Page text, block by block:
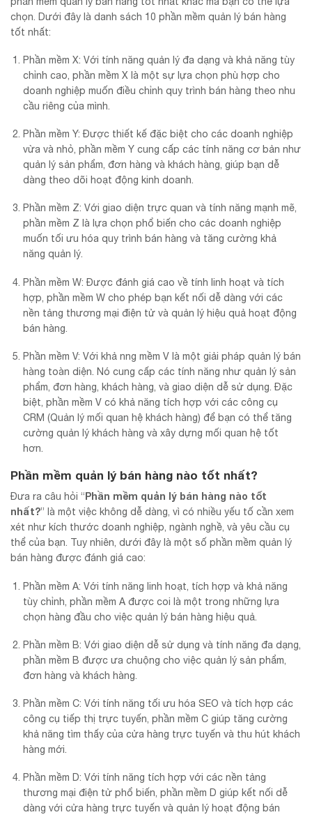
chọn. Dưới đây là danh sách 10 phần mềm quản lý bán hàng
tốt nhất:
Phần mềm X: Với tính năng quản lý đa dạng và khả năng tùy
chỉnh cao, phần mềm X là một sự lựa chọn phù hợp cho
doanh nghiệp muốn điều chỉnh quy trình bán hàng theo nhu
cầu riêng của mình.
Phần mềm Y: Được thiết kế đặc biệt cho các doanh nghiệp
vừa và nhỏ, phần mềm Y cung cấp các tính năng cơ bản như
quản lý sản phẩm, đơn hàng và khách hàng, giúp bạn dễ
dàng theo dõi hoạt động kinh doanh.
Phần mềm Z: Với giao diện trực quan và tính năng mạnh mẽ,
phần mềm Z là lựa chọn phổ biến cho các doanh nghiệp
muốn tối ưu hóa quy trình bán hàng và tăng cường khả
năng quản lý.
Phần mềm W: Được đánh giá cao về tính linh hoạt và tích
hợp, phần mềm W cho phép bạn kết nối dễ dàng với các
nền tảng thương mại điện tử và quản lý hiệu quả hoạt động
bán hàng.
Phần mềm V: Với khả nng mềm V là một giải pháp quản lý bán
hàng toàn diện. Nó cung cấp các tính năng như quản lý sản
phẩm, đơn hàng, khách hàng, và giao diện dễ sử dụng. Đặc
biệt, phần mềm V có khả năng tích hợp với các công cụ
CRM (Quản lý mối quan hệ khách hàng) để bạn có thể tăng
cường quản lý khách hàng và xây dựng mối quan hệ tốt
hơn.
Phần mềm quản lý bán hàng nào tốt nhất?
Đưa ra câu hỏi “Phần mềm quản lý bán hàng nào tốt
nhất?” là một việc không dễ dàng, vì có nhiều yếu tố cần xem
xét như kích thước doanh nghiệp, ngành nghề, và yêu cầu cụ
thể của bạn. Tuy nhiên, dưới đây là một số phần mềm quản lý
bán hàng được đánh giá cao:
Phần mềm A: Với tính năng linh hoạt, tích hợp và khả năng
tùy chỉnh, phần mềm A được coi là một trong những lựa
chọn hàng đầu cho việc quản lý bán hàng hiệu quả.
Phần mềm B: Với giao diện dễ sử dụng và tính năng đa dạng,
phần mềm B được ưa chuộng cho việc quản lý sản phẩm,
đơn hàng và khách hàng.
Phần mềm C: Với tính năng tối ưu hóa SEO và tích hợp các
công cụ tiếp thị trực tuyến, phần mềm C giúp tăng cường
khả năng tìm thấy của cửa hàng trực tuyến và thu hút khách
hàng mới.
Phần mềm D: Với tính năng tích hợp với các nền tảng
thương mại điện tử phổ biến, phần mềm D giúp kết nối dễ
dàng với cửa hàng trực tuyến và quản lý hoạt động bán